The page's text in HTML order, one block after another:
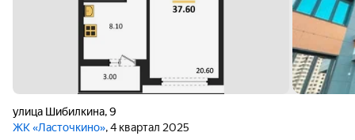
улица Шибилкина,9
ЖК «Ласточкино», 4 квартал 2025